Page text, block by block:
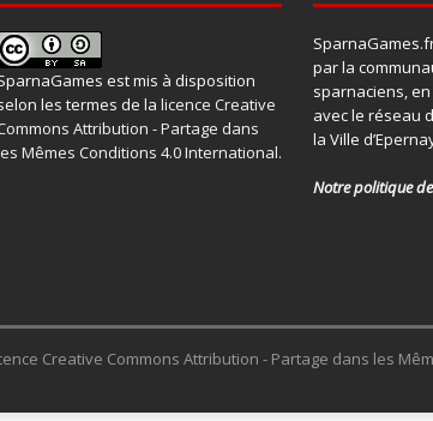
est mis à disposition
les termes de la licence Creative
Attribution - Partage dans
Mêmes Conditions 4.0 International.
par la
sparnaciens,
avec le réseau
la Ville
Notre politique
Creative Commons Attribution - Partage dans les